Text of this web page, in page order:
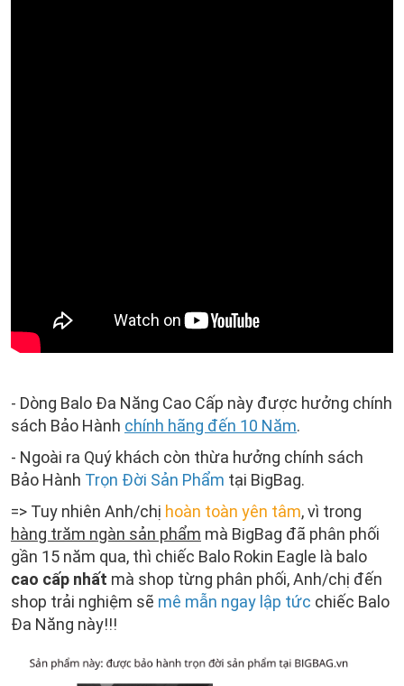
- Dòng Balo Đa Năng Cao Cấp này được hưởng chính
sách Bảo Hành chính hãng đến 10 Năm.
- Ngoài ra Quý khách còn thừa hưởng chính sách
Bảo Hành Trọn Đời Sản Phẩm tại BigBag.
=> Tuy nhiên Anh/chị hoàn toàn yên tâm, vì trong
hàng trăm ngàn sản phẩm mà BigBag đã phân phối
gần 15 năm qua, thì chiếc Balo Rokin Eagle là balo
cao cấp nhất mà shop từng phân phối, Anh/chị đến
shop trải nghiệm sẽ mê mẫn ngay lập tức chiếc Balo
Đa Năng này!!!